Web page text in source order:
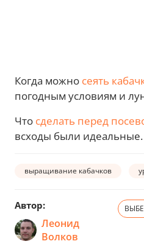
Когда можно сеять
погодным условиям и
Что сделать перед
всходы были идеальные.
выращивание кабачков
Автор:
Леонид
Волков